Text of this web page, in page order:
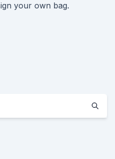
your own bag.